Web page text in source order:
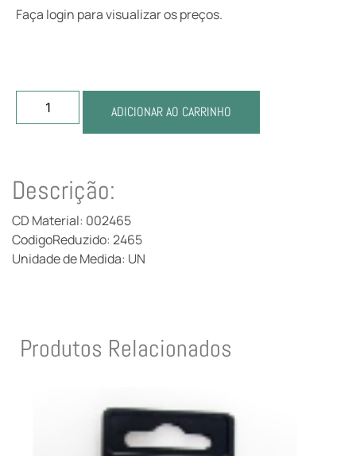
Faça login para visualizar os preços.
ADICIONAR AO CARRINHO
Descrição:
CD Material: 002465
CodigoReduzido: 2465
Unidade de Medida: UN
Produtos Relacionados